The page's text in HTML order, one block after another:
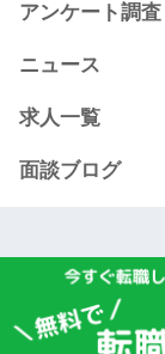
アンケート調査
ニュース
求人一覧
面談ブログ